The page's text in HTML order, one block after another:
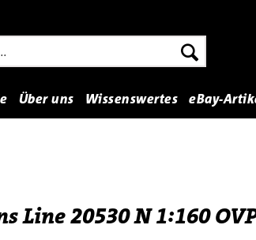
Über uns Wissenswertes eBay-
Line 20530 N 1:160